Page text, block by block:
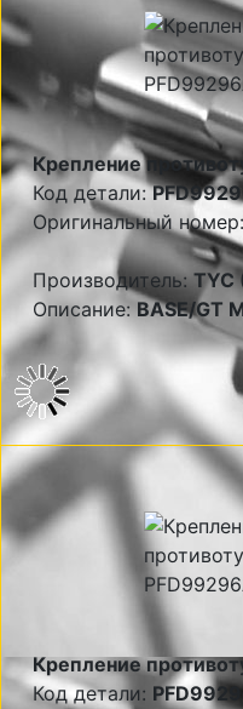
Крепление
Код детали:
Оригинальный
Производитель:TYC
Описание: BASE/GT
Крепление
Код детали: